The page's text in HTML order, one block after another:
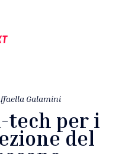
Galamini
tech per i
del